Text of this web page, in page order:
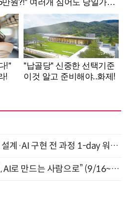
UX 기획·DESIGN.md 설계·AI 구현 전 과정 1-day 워크숍 with Claude Code·Codex 9월 15일 개최
“AI에게 묻는 사람에서, AI로 만드는 사람으로” (9/16~17)